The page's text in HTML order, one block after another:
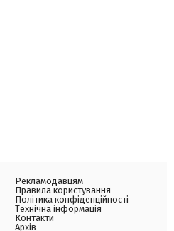
Рекламодавцям
Правила користування
Політика конфіденційності
Технічна інформація
Контакти
Архів